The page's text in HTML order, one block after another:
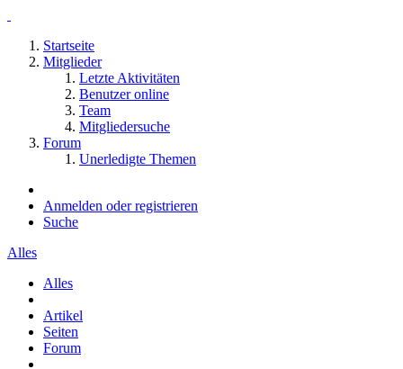
Startseite
Mitglieder
Letzte Aktivitäten
Benutzer online
Team
Mitgliedersuche
Forum
Unerledigte Themen
Anmelden oder registrieren
Suche
Alles
Alles
Artikel
Seiten
Forum